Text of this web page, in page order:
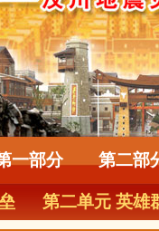
一部分 第二部
第二单元 英雄